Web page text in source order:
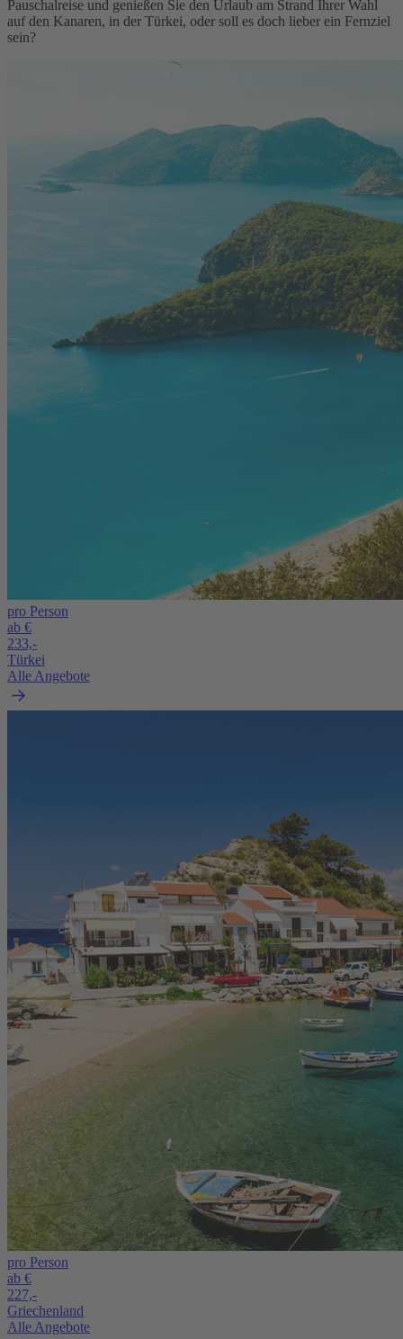
Pauschalreise und genießen Sie den Urlaub am Strand Ihrer Wahl
auf den Kanaren, in der Türkei, oder soll es doch lieber ein Fernziel
sein?
pro Person
ab €
233,-
Türkei
Alle Angebote
pro Person
ab €
227,-
Griechenland
Alle Angebote